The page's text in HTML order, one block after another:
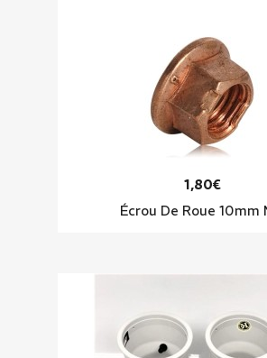
1,80€
Écrou De Roue 10mm